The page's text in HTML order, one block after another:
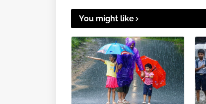
You might like